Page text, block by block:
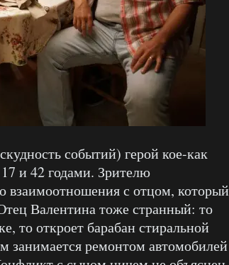
событий) герой кое-как
и 42 годами. Зрителю
взаимоотношения с отцом, который
Валентина тоже странный: то
то откроет барабан стиральной
ремонтом автомобилей